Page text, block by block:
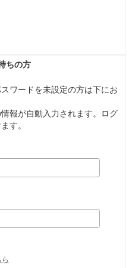
ちの方
ワードを未設定の方は下にお
報が自動入力されます。ログ
す。